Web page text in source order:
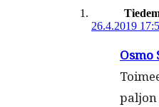
26.4.2019
Osmo